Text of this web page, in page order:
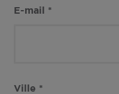
E-mail *
Ville *